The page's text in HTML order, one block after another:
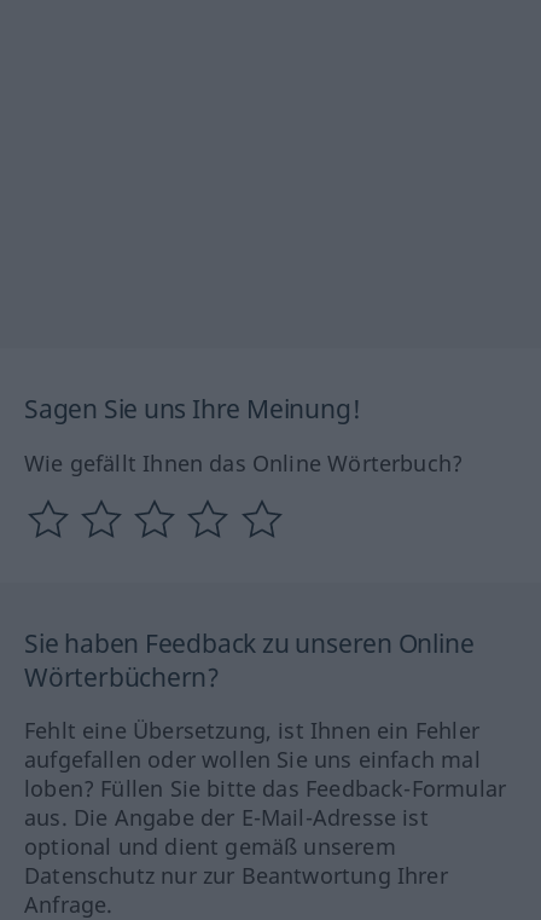
Sagen Sie uns Ihre Meinung!
Wie gefällt Ihnen das Online Wörterbuch?
Sie haben Feedback zu unseren Online
Wörterbüchern?
Fehlt eine Übersetzung, ist Ihnen ein Fehler
aufgefallen oder wollen Sie uns einfach mal
loben? Füllen Sie bitte das Feedback-Formular
aus. Die Angabe der E-Mail-Adresse ist
optional und dient gemäß unserem
Datenschutz nur zur Beantwortung Ihrer
Anfrage.